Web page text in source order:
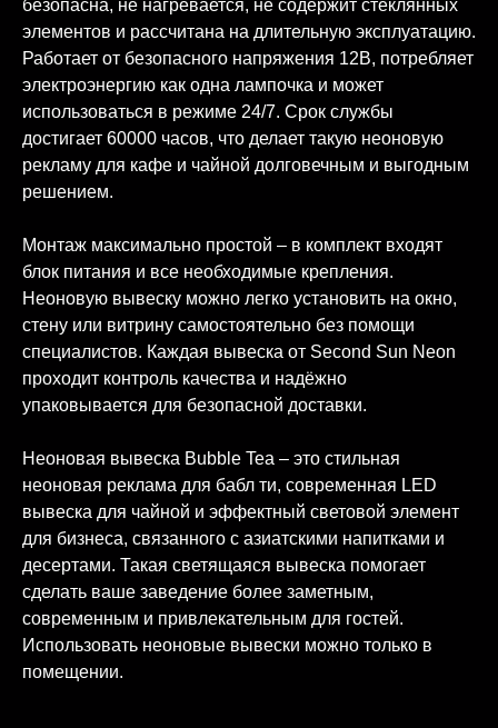
безопасна, не нагревается, не содержит стеклянных
элементов и рассчитана на длительную эксплуатацию.
Работает от безопасного напряжения 12В, потребляет
электроэнергию как одна лампочка и может
использоваться в режиме 24/7. Срок службы
достигает 60000 часов, что делает такую неоновую
рекламу для кафе и чайной долговечным и выгодным
решением.
Монтаж максимально простой – в комплект входят
блок питания и все необходимые крепления.
Неоновую вывеску можно легко установить на окно,
стену или витрину самостоятельно без помощи
специалистов. Каждая вывеска от Second Sun Neon
проходит контроль качества и надёжно
упаковывается для безопасной доставки.
Неоновая вывеска Bubble Tea – это стильная
неоновая реклама для бабл ти, современная LED
вывеска для чайной и эффектный световой элемент
для бизнеса, связанного с азиатскими напитками и
десертами. Такая светящаяся вывеска помогает
сделать ваше заведение более заметным,
современным и привлекательным для гостей.
Использовать неоновые вывески можно только в
помещении.